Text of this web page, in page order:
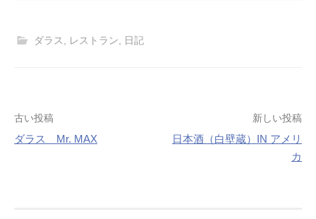
ダラス, レストラン, 日記
投
稿
古い投稿
ダラス Mr. MAX
新しい投稿
日本酒（白壁蔵）IN アメリ
カ